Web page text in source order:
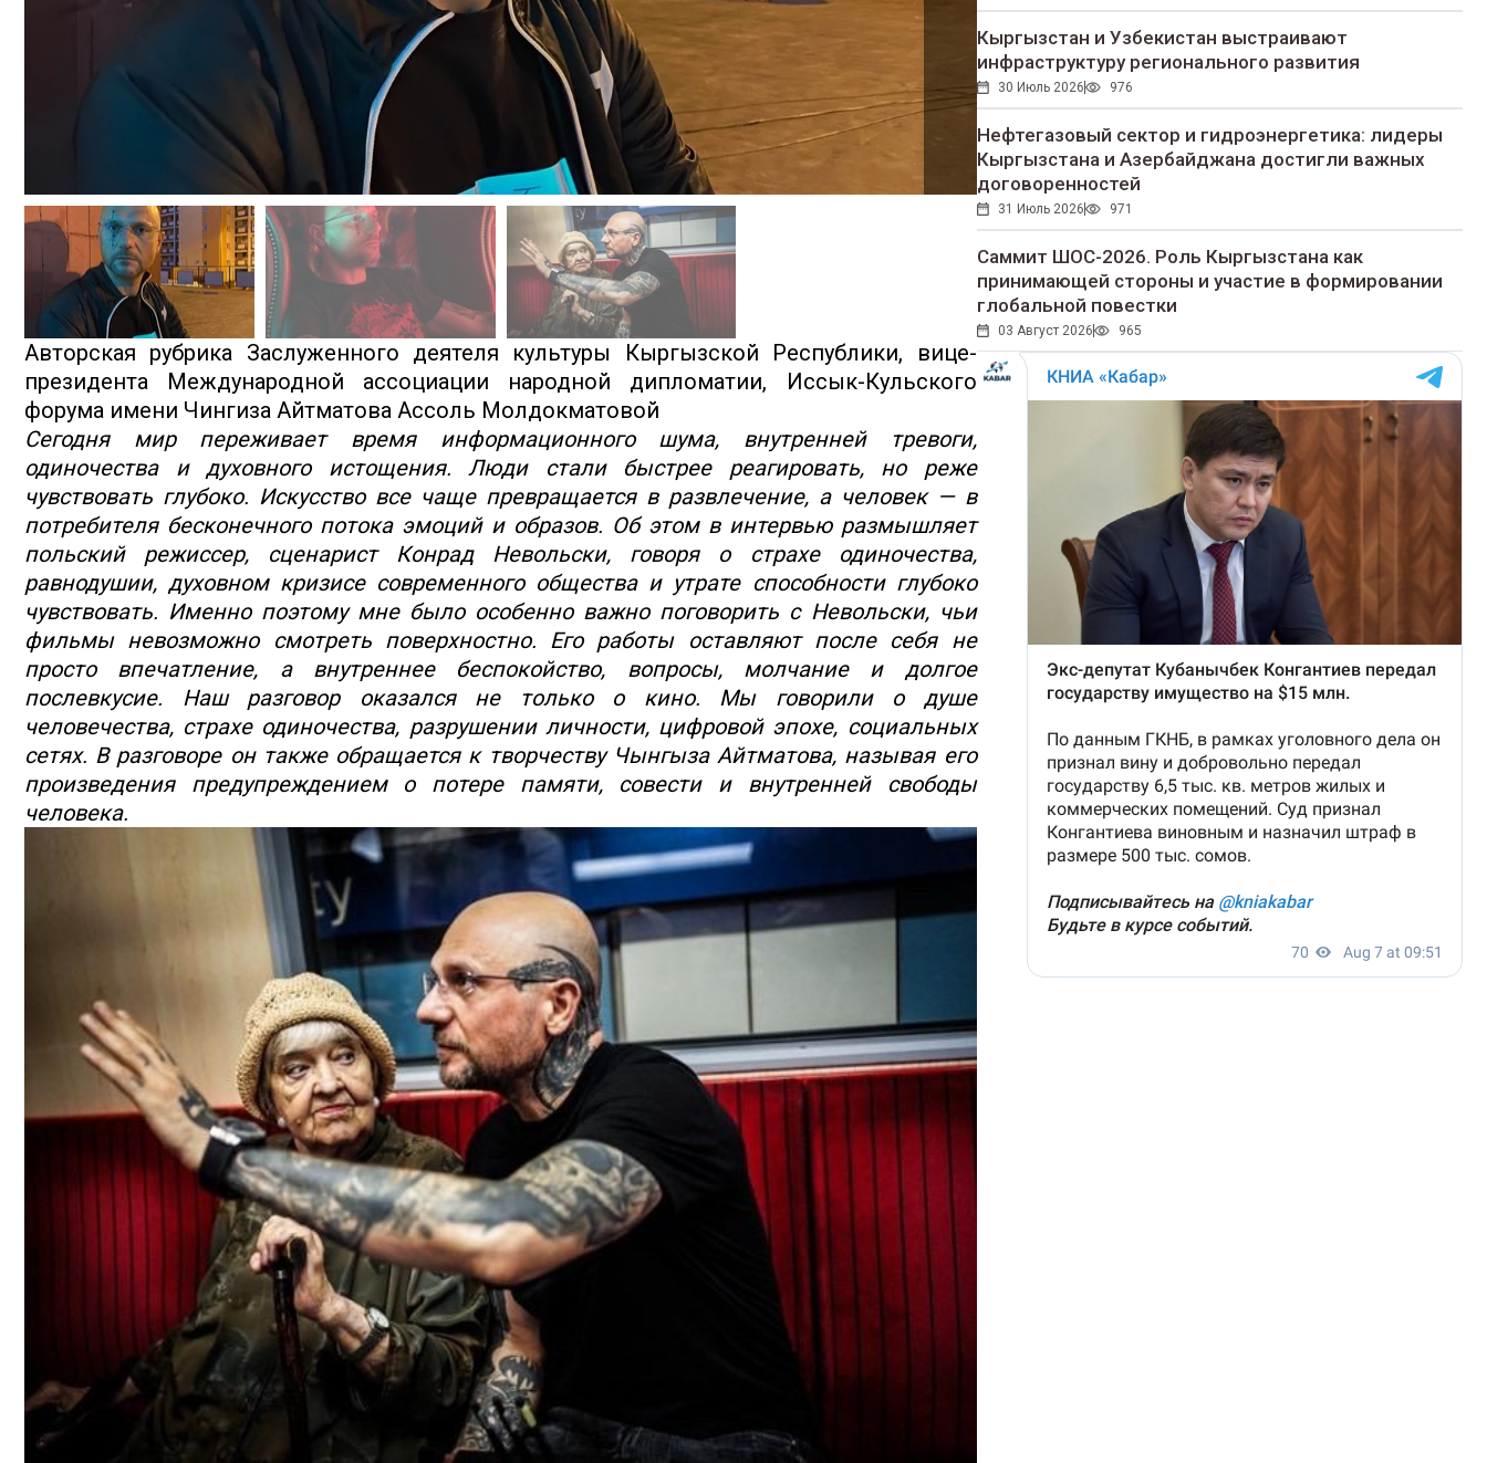
Авторская рубрика Заслуженного деятеля культуры Кыргызской Республики, вице-
президента Международной ассоциации народной дипломатии, Иссык-Кульского
форума имени Чингиза Айтматова Ассоль Молдокматовой
Сегодня мир переживает время информационного шума, внутренней тревоги,
одиночества и духовного истощения. Люди стали быстрее реагировать, но реже
чувствовать глубоко. Искусство все чаще превращается в развлечение, а человек — в
потребителя бесконечного потока эмоций и образов. Об этом в интервью размышляет
польский режиссер, сценарист Конрад Невольски, говоря о страхе одиночества,
равнодушии, духовном кризисе современного общества и утрате способности глубоко
чувствовать. Именно поэтому мне было особенно важно поговорить с Невольски, чьи
фильмы невозможно смотреть поверхностно. Его работы оставляют после себя не
просто впечатление, а внутреннее беспокойство, вопросы, молчание и долгое
послевкусие. Наш разговор оказался не только о кино. Мы говорили о душе
человечества, страхе одиночества, разрушении личности, цифровой эпохе, социальных
сетях. В разговоре он также обращается к творчеству Чынгыза Айтматова, называя его
произведения предупреждением о потере памяти, совести и внутренней свободы
человека.
Кыргызстан и Узбекистан выстраивают
инфраструктуру регионального развития
30 Июль 2026 976
Нефтегазовый сектор и гидроэнергетика: лидеры
Кыргызстана и Азербайджана достигли важных
договоренностей
31 Июль 2026 971
Саммит ШОС-2026. Роль Кыргызстана как
принимающей стороны и участие в формировании
глобальной повестки
03 Август 2026 965